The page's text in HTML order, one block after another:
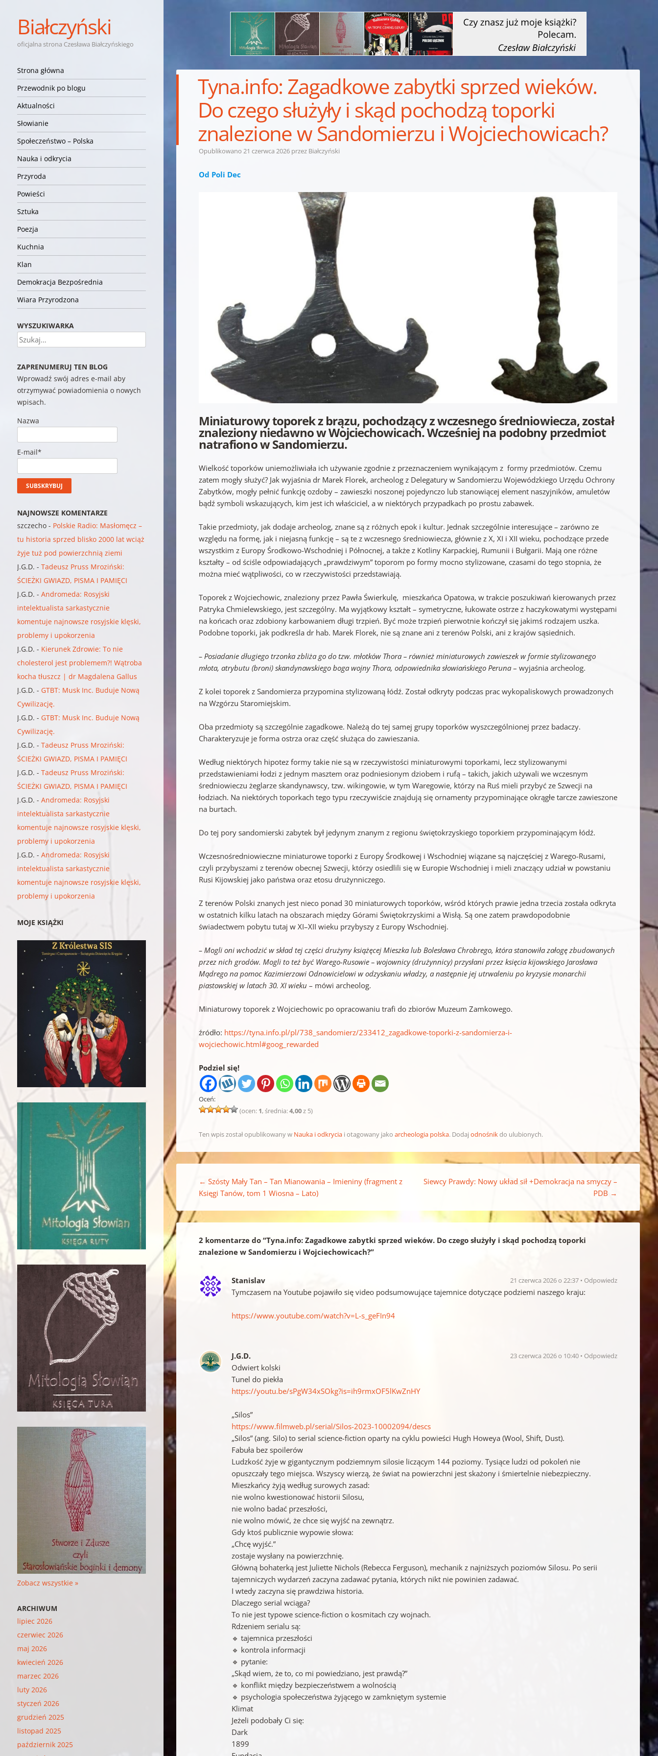
Białczyński
oficjalna strona Czesława Białczyńskiego
Nawigacja
Przejdź do treści
Strona główna
Przewodnik po blogu
Aktualności
Słowianie
Społeczeństwo – Polska
Nauka i odkrycia
Przyroda
Powieści
Sztuka
Poezja
Kuchnia
Klan
Demokracja Bezpośrednia
Wiara Przyrodzona
Tyna.info: Zagadkowe zabytki sprzed wieków.
Do czego służyły i skąd pochodzą toporki
znalezione w Sandomierzu i Wojciechowicach?
Opublikowano21 czerwca 2026 przez Białczyński
Od Poli Dec
Miniaturowy toporek z brązu, pochodzący z wczesnego średniowiecza, został
znaleziony niedawno w Wojciechowicach. Wcześniej na podobny przedmiot
natrafiono w Sandomierzu.
Wielkość toporków uniemożliwiała ich używanie zgodnie z przeznaczeniem wynikającym z formy przedmiotów. Czemu
zatem mogły służyć? Jak wyjaśnia dr Marek Florek, archeolog z Delegatury w Sandomierzu Wojewódzkiego Urzędu Ochrony
Zabytków, mogły pełnić funkcję ozdoby – zawieszki noszonej pojedynczo lub stanowiącej element naszyjników, amuletów
bądź symboli wskazujących, kim jest ich właściciel, a w niektórych przypadkach po prostu zabawek.
Takie przedmioty, jak dodaje archeolog, znane są z różnych epok i kultur. Jednak szczególnie interesujące – zarówno ze
względu na formę, jak i niejasną funkcję – są te z wczesnego średniowiecza, głównie z X, XI i XII wieku, pochodzące przede
wszystkim z Europy Środkowo-Wschodniej i Północnej, a także z Kotliny Karpackiej, Rumunii i Bułgarii. Mają one różne
kształty – od ściśle odpowiadających „prawdziwym” toporom po formy mocno stylizowane, czasami do tego stopnia, że
można mieć wątpliwości, co w rzeczywistości przedstawiają.
Toporek z Wojciechowic, znaleziony przez Pawła Świerkulę, mieszkańca Opatowa, w trakcie poszukiwań kierowanych przez
Patryka Chmielewskiego, jest szczególny. Ma wyjątkowy kształt – symetryczne, łukowate ostrze z haczykowatymi występami
na końcach oraz zdobiony karbowaniem długi trzpień. Być może trzpień pierwotnie kończył się jakimś rodzajem uszka.
Podobne toporki, jak podkreśla dr hab. Marek Florek, nie są znane ani z terenów Polski, ani z krajów sąsiednich.
– Posiadanie długiego trzonka zbliża go do tzw. młotków Thora – również miniaturowych zawieszek w formie stylizowanego
młota, atrybutu (broni) skandynawskiego boga wojny Thora, odpowiednika słowiańskiego Peruna – wyjaśnia archeolog.
Z kolei toporek z Sandomierza przypomina stylizowaną łódź. Został odkryty podczas prac wykopaliskowych prowadzonych
na Wzgórzu Staromiejskim.
Oba przedmioty są szczególnie zagadkowe. Należą do tej samej grupy toporków wyszczególnionej przez badaczy.
Charakteryzuje je forma ostrza oraz część służąca do zawieszania.
Według niektórych hipotez formy takie nie są w rzeczywistości miniaturowymi toporkami, lecz stylizowanymi
przedstawieniami łodzi z jednym masztem oraz podniesionym dziobem i rufą – takich, jakich używali we wczesnym
średniowieczu żeglarze skandynawscy, tzw. wikingowie, w tym Waregowie, którzy na Ruś mieli przybyć ze Szwecji na
łodziach. Na niektórych toporkach tego typu rzeczywiście znajdują się ornamenty przypominające okrągłe tarcze zawieszone
na burtach.
Do tej pory sandomierski zabytek był jedynym znanym z regionu świętokrzyskiego toporkiem przypominającym łódź.
Wczesnośredniowieczne miniaturowe toporki z Europy Środkowej i Wschodniej wiązane są najczęściej z Warego-Rusami,
czyli przybyszami z terenów obecnej Szwecji, którzy osiedlili się w Europie Wschodniej i mieli znaczący udział w powstaniu
Rusi Kijowskiej jako państwa oraz etosu drużynniczego.
Z terenów Polski znanych jest nieco ponad 30 miniaturowych toporków, wśród których prawie jedna trzecia została odkryta
w ostatnich kilku latach na obszarach między Górami Świętokrzyskimi a Wisłą. Są one zatem prawdopodobnie
świadectwem pobytu tutaj w XI–XII wieku przybyszy z Europy Wschodniej.
– Mogli oni wchodzić w skład tej części drużyny książęcej Mieszka lub Bolesława Chrobrego, która stanowiła załogę zbudowanych
przez nich grodów. Mogli to też być Warego-Rusowie – wojownicy (drużynnicy) przysłani przez księcia kijowskiego Jarosława
Mądrego na pomoc Kazimierzowi Odnowicielowi w odzyskaniu władzy, a następnie jej utrwaleniu po kryzysie monarchii
piastowskiej w latach 30. XI wieku– mówi archeolog.
Miniaturowy toporek z Wojciechowic po opracowaniu trafi do zbiorów Muzeum Zamkowego.
źródło: https://tyna.info.pl/pl/738_sandomierz/233412_zagadkowe-toporki-z-sandomierza-i-
wojciechowic.html#goog_rewarded
Podziel się!
Oceń:
(ocen: 1, średnia:4,00z 5)
Ten wpis został opublikowany w Nauka i odkrycia i otagowany jakoarcheologia polska. Dodajodnośnikdo ulubionych.
← Szósty Mały Tan – Tan Mianowania – Imieniny (fragment z
Księgi Tanów, tom 1 Wiosna – Lato)
Siewcy Prawdy: Nowy układ sił +Demokracja na smyczy –
PDB →
2 komentarze do “Tyna.info: Zagadkowe zabytki sprzed wieków. Do czego służyły i skąd pochodzą toporki
znalezione w Sandomierzu i Wojciechowicach?”
Stanislav 21 czerwca 2026 o 22:37 Odpowiedz
Tymczasem na Youtube pojawiło się video podsumowujące tajemnice dotyczące podziemi naszego kraju:
https://www.youtube.com/watch?v=L-s_geFIn94
J.G.D. 23 czerwca 2026 o 10:40 Odpowiedz
Odwiert kolski
Tunel do piekła
https://youtu.be/sPgW34xSOkg?is=ih9rmxOF5lKwZnHY
„Silos”
https://www.filmweb.pl/serial/Silos-2023-10002094/descs
„Silos” (ang. Silo) to serial science-fiction oparty na cyklu powieści Hugh Howeya (Wool, Shift, Dust).
Fabuła bez spoilerów
Ludzkość żyje w gigantycznym podziemnym silosie liczącym 144 poziomy. Tysiące ludzi od pokoleń nie
opuszczały tego miejsca. Wszyscy wierzą, że świat na powierzchni jest skażony i śmiertelnie niebezpieczny.
Mieszkańcy żyją według surowych zasad:
nie wolno kwestionować historii Silosu,
nie wolno badać przeszłości,
nie wolno mówić, że chce się wyjść na zewnątrz.
Gdy ktoś publicznie wypowie słowa:
„Chcę wyjść.”
zostaje wysłany na powierzchnię.
Główną bohaterką jest Juliette Nichols (Rebecca Ferguson), mechanik z najniższych poziomów Silosu. Po serii
tajemniczych wydarzeń zaczyna zadawać pytania, których nikt nie powinien zadawać.
I wtedy zaczyna się prawdziwa historia.
Dlaczego serial wciąga?
To nie jest typowe science-fiction o kosmitach czy wojnach.
Rdzeniem serialu są:
🔹 tajemnica przeszłości
🔹 kontrola informacji
🔹 pytanie:
„Skąd wiem, że to, co mi powiedziano, jest prawdą?”
🔹 konflikt między bezpieczeństwem a wolnością
🔹 psychologia społeczeństwa żyjącego w zamkniętym systemie
Klimat
Jeżeli podobały Ci się:
Dark
1899
WYSZUKIWARKA
Szukaj
ZAPRENUMERUJ TEN BLOG
Wprowadź swój adres e-mail aby
otrzymywać powiadomienia o nowych
wpisach.
Nazwa
E-mail*
NAJNOWSZE KOMENTARZE
szczecho - Polskie Radio: Masłomęcz –
tu historia sprzed blisko 2000 lat wciąż
żyje tuż pod powierzchnią ziemi
J.G.D. -Tadeusz Pruss Mroziński:
ŚCIEŻKI GWIAZD, PISMA I PAMIĘCI
J.G.D. -Andromeda: Rosyjski
intelektualista sarkastycznie
komentuje najnowsze rosyjskie klęski,
problemy i upokorzenia
J.G.D. - Kierunek Zdrowie: To nie
cholesterol jest problemem?! Wątroba
kocha tłuszcz | dr Magdalena Gallus
J.G.D. - GTBT: Musk Inc. Buduje Nową
Cywilizację.
J.G.D. - GTBT: Musk Inc. Buduje Nową
Cywilizację.
J.G.D. -Tadeusz Pruss Mroziński:
ŚCIEŻKI GWIAZD, PISMA I PAMIĘCI
J.G.D. -Tadeusz Pruss Mroziński:
ŚCIEŻKI GWIAZD, PISMA I PAMIĘCI
J.G.D. -Andromeda: Rosyjski
intelektualista sarkastycznie
komentuje najnowsze rosyjskie klęski,
problemy i upokorzenia
J.G.D. -Andromeda: Rosyjski
intelektualista sarkastycznie
komentuje najnowsze rosyjskie klęski,
problemy i upokorzenia
MOJE KSIĄŻKI
Zobacz wszystkie »
ARCHIWUM
lipiec 2026
czerwiec 2026
maj 2026
kwiecień 2026
marzec 2026
luty 2026
styczeń 2026
grudzień 2025
listopad 2025
październik 2025